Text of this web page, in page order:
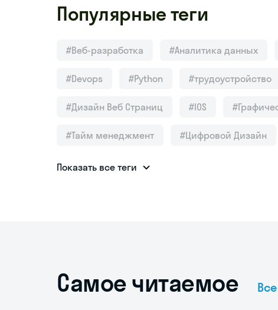
Популярные теги
#Веб-разработка #Аналитика данных
#Devops #Python #трудоустройство
#Дизайн Веб Страниц #IOS
#Тайм менеджмент #Цифровой Дизайн
Показать все теги
Самое читаемое